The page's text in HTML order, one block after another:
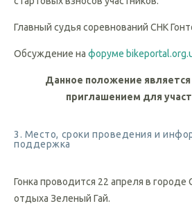
счет капиталовложений
стартовых взносов участников.
Главный судья соревнований СНК
Обсуждение нафоруме
Данное положение